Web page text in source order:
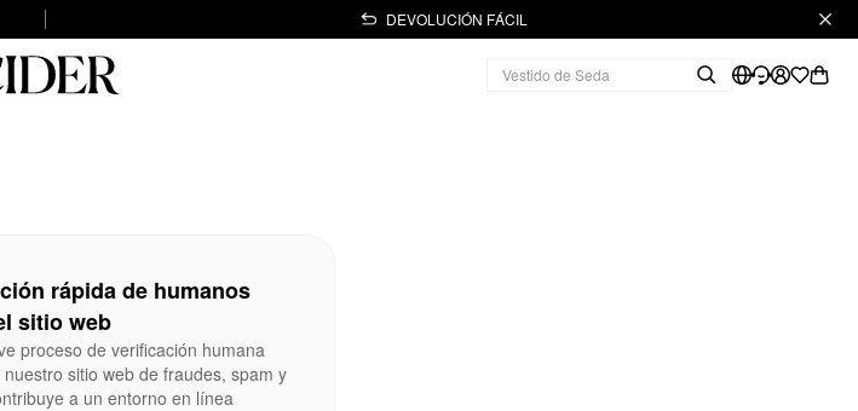
DEVOLUCIÓN FÁCIL
rápida de humanos
sitio web
proceso de verificación humana
sitio web de fraudes, spam y
a un entorno en línea